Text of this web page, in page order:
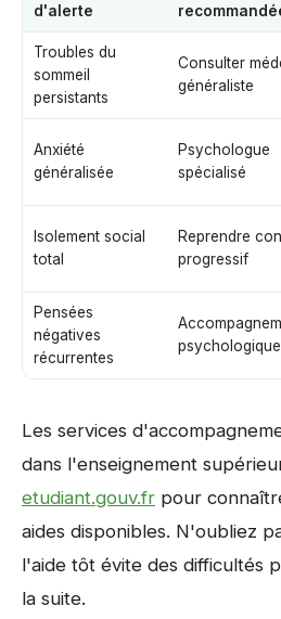
d'alerte
Troubles du
sommeil
persistants
Consulter
généraliste
Anxiété
généralisée
Psychologue
spécialisé
Isolement social
total
Reprendre
progressif
Pensées
négatives
récurrentes
psychologique
Les services
dans l'enseignement
etudiant.gouv.fr pour
aides disponibles. N'oubliez
l'aide tôt évite des difficultés
la suite.